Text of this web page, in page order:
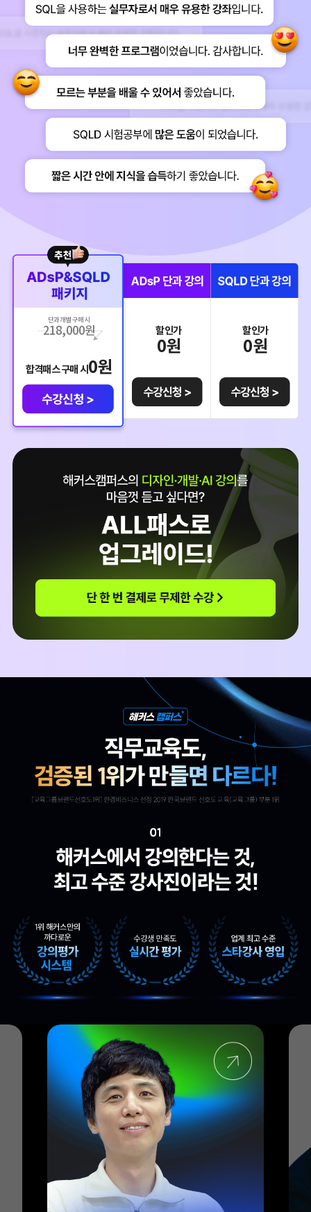
단과 개별 구매 시
218,000원
합격패스 구매 시0원
할인가
0원
할인가
0원